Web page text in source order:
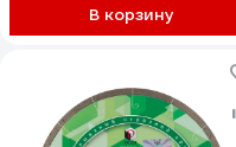
В корзину